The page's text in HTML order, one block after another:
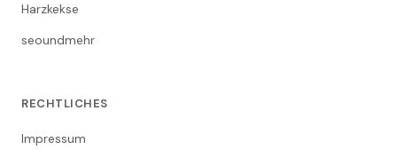
Harzkekse
seoundmehr
RECHTLICHES
Impressum